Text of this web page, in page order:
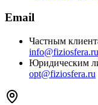
Email
Частным
info@fiziosfera.ru
Юридическим
opt@fiziosfera.ru